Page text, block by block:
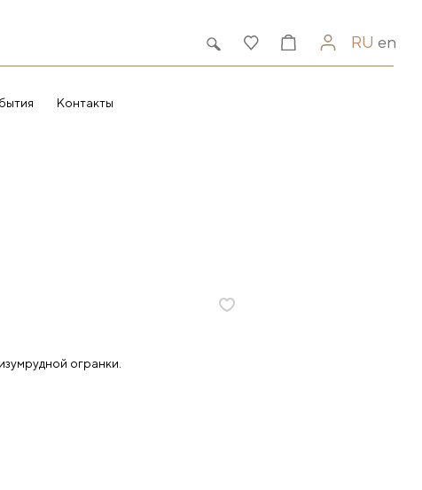
RU en
Контакты
огранки.